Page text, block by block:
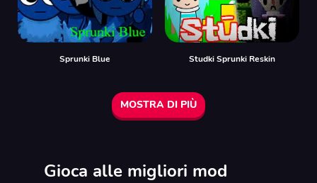
Sprunki Blue Studki Sprunki Reskin
MOSTRA DI PIÙ
Gioca alle migliori mod